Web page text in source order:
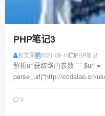
PHP笔记3
彭文凤 2021-08-10 PHP笔记
解析url获取路由参数 ``` $url =
parse_url("http://ccdalao.cn/
0